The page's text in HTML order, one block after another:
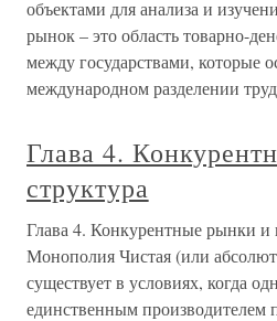
объектами для анализа и
рынок – это область товарно-
между государствами, которые
международном разделении
Глава 4.
структура
Глава 4. Конкурентные рынки и
Монополия Чистая (или
существует в условиях, когда
единственным производителем